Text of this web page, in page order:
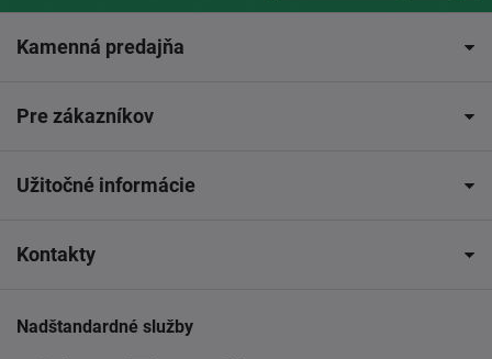
Kamenná predajňa
Pre zákazníkov
Užitočné informácie
Kontakty
Nadštandardné služby